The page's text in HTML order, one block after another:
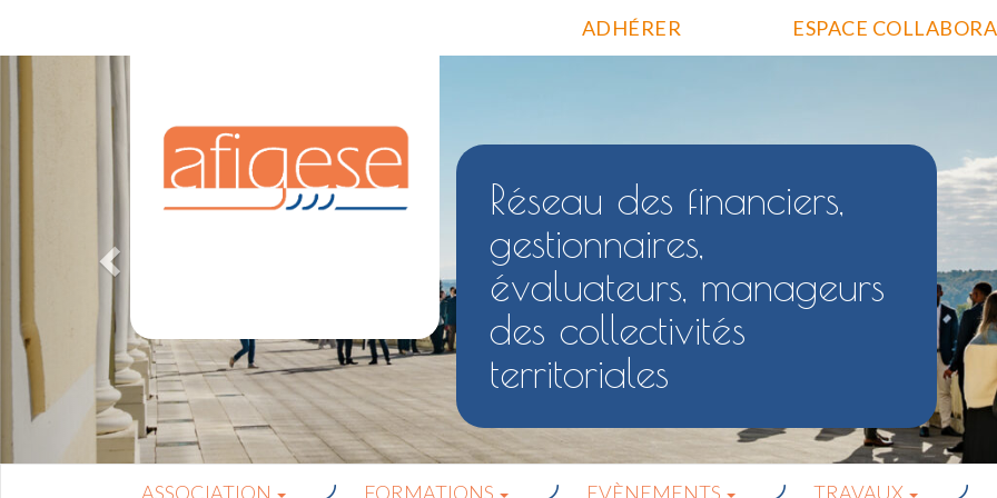
ESPACE
ADHÉRER
Réseau des financiers,
gestionnaires,
évaluateurs, manageurs
des collectivités
territoriales
ASSOCIATION FORMATIONS EVÈNEMENTS TRAVAUX